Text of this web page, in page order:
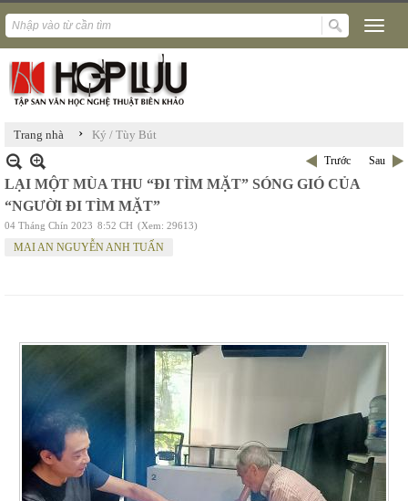
Trang nhà › Ký / Tùy Bút
Trước Sau
LẠI MỘT MÙA THU “ĐI TÌM MẶT” SÓNG GIÓ CỦA
“NGƯỜI ĐI TÌM MẶT”
04 Tháng Chín 2023 8:52 CH (Xem: 29613)
MAI AN NGUYỄN ANH TUẤN